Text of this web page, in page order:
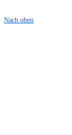
Nach oben